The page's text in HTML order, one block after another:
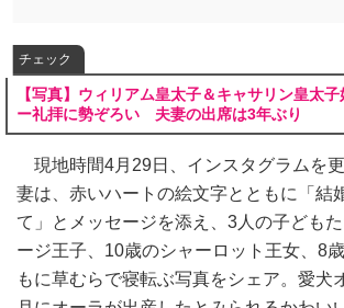
チェック
【写真】ウィリアム皇太子＆キャサリン皇太
ー礼拝に勢ぞろい 夫妻の出席は3年ぶり
現地時間4月29日、インスタグラムを
妻は、赤いハートの絵文字とともに「結
て」とメッセージを添え、3人の子ども
ージ王子、10歳のシャーロット王女、8
もに草むらで寝転ぶ写真をシェア。愛犬